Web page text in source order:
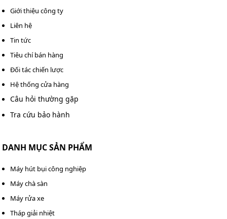
Giới thiệu công ty
Liên hệ
Tin tức
Tiêu chí bán hàng
Đối tác chiến lược
Hệ thống cửa hàng
Câu hỏi thường gặp
Tra cứu bảo hành
DANH MỤC SẢN PHẨM
Máy hút bụi công nghiệp
Máy chà sàn
Máy rửa xe
Tháp giải nhiệt